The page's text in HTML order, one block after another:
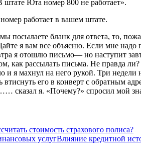
штате Юта номер 800 не работает».
работает в вашем штате.
бланк для ответа, то,
я вам все объясню. Если мне надо
я отошлю письмо— но наступит
как рассылать письма. Не правда
и я махнул на него рукой. Три
его в конверт с обратным
я. «Почему?» спросил мой
стоимость страхового полиса?
Влияние кредитной